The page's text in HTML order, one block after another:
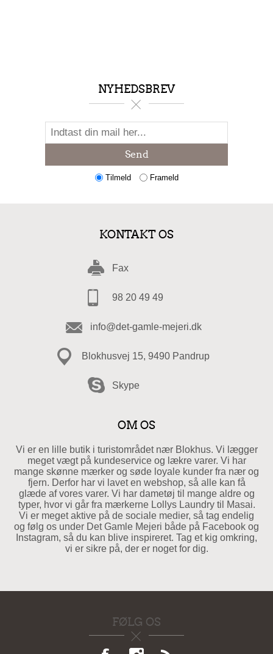
NYHEDSBREV
Send
Tilmeld Frameld
KONTAKT OS
Fax
98 20 49 49
info@det-gamle-mejeri.dk
Blokhusvej 15, 9490 Pandrup
Skype
OM OS
Vi er en lille butik i turistområdet nær Blokhus. Vi lægger
meget vægt på kundeservice og lækre varer. Vi har
mange skønne mærker og søde loyale kunder fra nær og
fjern. Derfor har vi lavet en webshop, så alle kan få
glæde af vores varer. Vi har dametøj til mange aldre og
typer, hvor vi går fra mærkerne Lollys Laundry til Masai.
Vi er meget aktive på de sociale medier, så tag endelig
og følg os under Det Gamle Mejeri både på Facebook og
Instagram, så du kan blive inspireret. Tag et kig omkring,
vi er sikre på, der er noget for dig.
FØLG OS